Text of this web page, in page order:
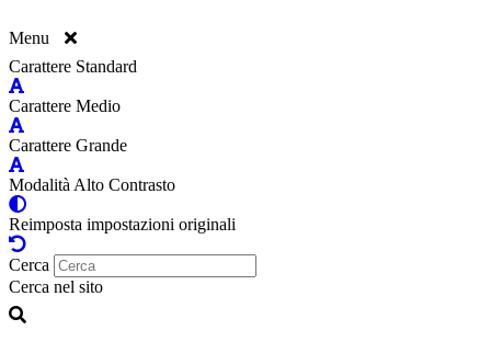
Menu
Carattere Standard
Carattere Medio
Carattere Grande
Modalità Alto Contrasto
Reimposta impostazioni originali
Cerca
Cerca nel sito